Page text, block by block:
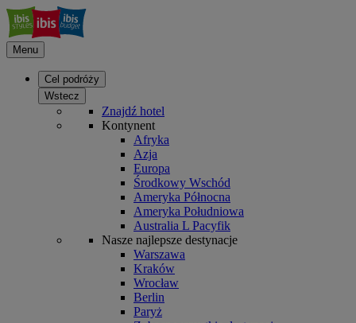
Menu
Cel podróży
Wstecz
Znajdź hotel
Kontynent
Afryka
Azja
Europa
Środkowy Wschód
Ameryka Północna
Ameryka Południowa
Australia L Pacyfik
Nasze najlepsze destynacje
Warszawa
Kraków
Wrocław
Berlin
Paryż